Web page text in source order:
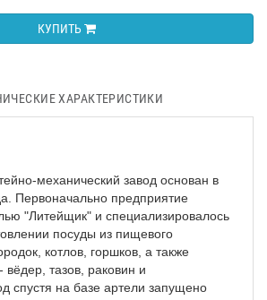
КУПИТЬ
ХАРАКТЕРИСТИКИ
механический завод основан в
Первоначально предприятие
"Литейщик" и специализировалось
посуды из пищевого
котлов, горшков, а также
тазов, раковин и
спустя на базе артели запущено